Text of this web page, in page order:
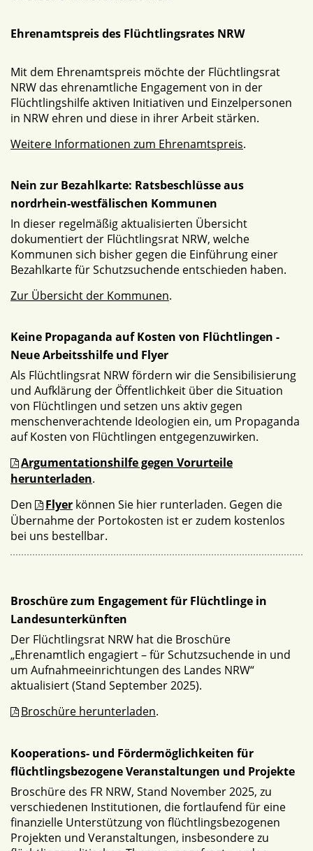
Ehrenamtspreis des Flüchtlingsrates NRW
Mit dem Ehrenamtspreis möchte der Flüchtlingsrat
NRW das ehrenamtliche Engagement von in der
Flüchtlingshilfe aktiven Initiativen und Einzelpersonen
in NRW ehren und diese in ihrer Arbeit stärken.
Weitere Informationen zum Ehrenamtspreis.
Nein zur Bezahlkarte: Ratsbeschlüsse aus
nordrhein-westfälischen Kommunen
In dieser regelmäßig aktualisierten Übersicht
dokumentiert der Flüchtlingsrat NRW, welche
Kommunen sich bisher gegen die Einführung einer
Bezahlkarte für Schutzsuchende entschieden haben.
Zur Übersicht der Kommunen.
Keine Propaganda auf Kosten von Flüchtlingen -
Neue Arbeitsshilfe und Flyer
Als Flüchtlingsrat NRW fördern wir die Sensibilisierung
und Aufklärung der Öffentlichkeit über die Situation
von Flüchtlingen und setzen uns aktiv gegen
menschenverachtende Ideologien ein, um Propaganda
auf Kosten von Flüchtlingen entgegenzuwirken.
Argumentationshilfe gegen Vorurteile
herunterladen.
Den
Flyer können Sie hier runterladen. Gegen die
Übernahme der Portokosten ist er zudem kostenlos
bei uns bestellbar.
Broschüre zum Engagement für Flüchtlinge in
Landesunterkünften
Der Flüchtlingsrat NRW hat die Broschüre
„Ehrenamtlich engagiert – für Schutzsuchende in und
um Aufnahmeeinrichtungen des Landes NRW“
aktualisiert (Stand September 2025).
Broschüre herunterladen.
Kooperations- und Fördermöglichkeiten für
flüchtlingsbezogene Veranstaltungen und Projekte
Broschüre des FR NRW, Stand November 2025, zu
verschiedenen Institutionen, die fortlaufend für eine
finanzielle Unterstützung von flüchtlingsbezogenen
Projekten und Veranstaltungen, insbesondere zu